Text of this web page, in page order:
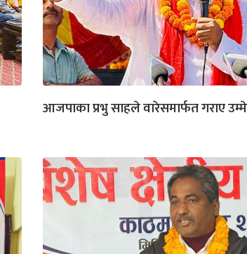
आजपाका प्रभु साहले वारेसमार्फत गराए